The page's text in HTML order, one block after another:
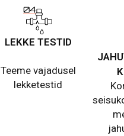
LEKKE TESTID
Teeme vajadusel
lekketestid